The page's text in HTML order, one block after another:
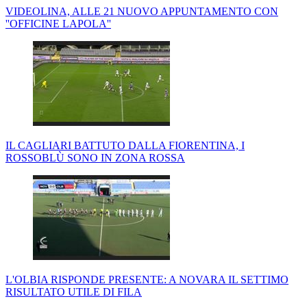
VIDEOLINA, ALLE 21 NUOVO APPUNTAMENTO CON
''OFFICINE LAPOLA''
IL CAGLIARI BATTUTO DALLA FIORENTINA, I
ROSSOBLÙ SONO IN ZONA ROSSA
L'OLBIA RISPONDE PRESENTE: A NOVARA IL SETTIMO
RISULTATO UTILE DI FILA